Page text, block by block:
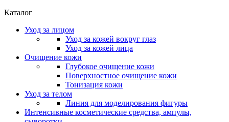
Каталог
Уход за лицом
Уход за кожей вокруг глаз
Уход за кожей лица
Очищение кожи
Глубокое очищение кожи
Поверхностное очищение кожи
Тонизация кожи
Уход за телом
Линия для моделирования фигуры
Интенсивные косметические средства, ампулы,